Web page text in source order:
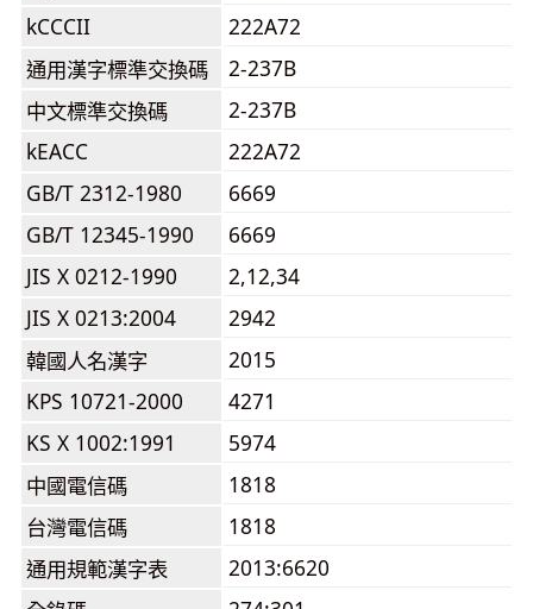
kCCCII
222A72
通用漢字標準交換碼
2-237B
中文標準交換碼
2-237B
kEACC
222A72
GB/T 2312-1980
6669
GB/T 12345-1990
6669
JIS X 0212-1990
2,12,34
JIS X 0213:2004
2942
韓國人名漢字
2015
KPS 10721-2000
4271
KS X 1002:1991
5974
中國電信碼
1818
台灣電信碼
1818
通用規範漢字表
2013:6620